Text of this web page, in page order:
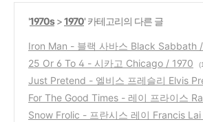
'1970s>1970' 카테고리의 다른 글
Iron Man - 블랙 사바스 Black Sabbath
0
(4)
25 Or 6 To 4 - 시카고 Chicago / 1970
Just Pretend - 엘비스 프레슬리 Elvis
/ 1970
(2)
For The Good Times - 레이 프라이스
ce / 1970
(0)
Snow Frolic - 프란시스 레이 Francis